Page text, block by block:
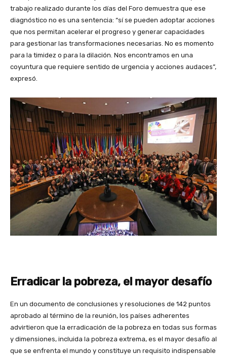
trabajo realizado durante los días del Foro demuestra que ese
diagnóstico no es una sentencia: “sí se pueden adoptar acciones
que nos permitan acelerar el progreso y generar capacidades
para gestionar las transformaciones necesarias. No es momento
para la timidez o para la dilación. Nos encontramos en una
coyuntura que requiere sentido de urgencia y acciones audaces”,
expresó.
Erradicar la pobreza, el mayor desafío
En un documento de conclusiones y resoluciones de 142 puntos
aprobado al término de la reunión, los países adherentes
advirtieron que la erradicación de la pobreza en todas sus formas
y dimensiones, incluida la pobreza extrema, es el mayor desafío al
que se enfrenta el mundo y constituye un requisito indispensable